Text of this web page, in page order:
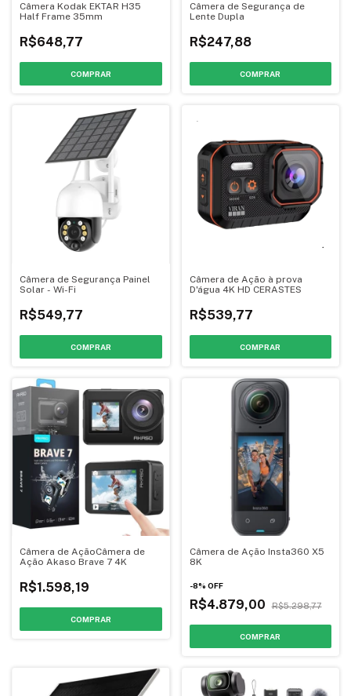
Câmera Kodak EKTAR H35
Half Frame 35mm
R$648,77
COMPRAR
Câmera de Segurança de
Lente Dupla
R$247,88
Câmera de Segurança Painel
Solar - Wi-Fi
R$549,77
Câmera de Ação à prova
D'água 4K HD CERASTES
R$539,77
Câmera de AçãoCâmera de
Ação Akaso Brave 7 4K
R$1.598,19
Câmera de Ação Insta360 X5
8K
-8% OFF
R$4.879,00 R$5.298,77